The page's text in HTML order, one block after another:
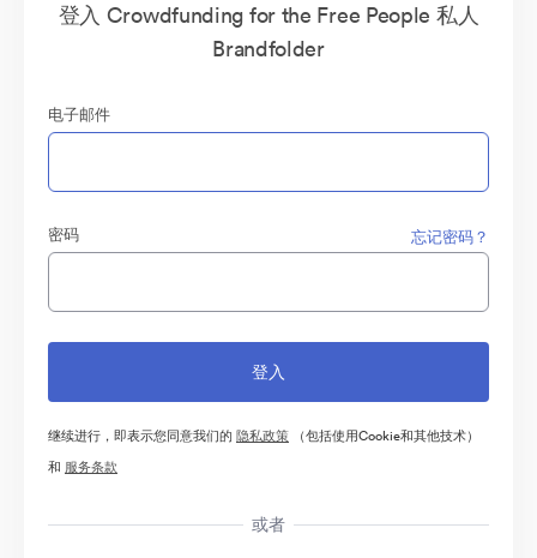
登入 Crowdfunding for the Free People 私人
Brandfolder
电子邮件
密码 忘记密码？
继续进行，即表示您同意我们的 隐私政策 （包括使用Cookie和其他技术）
和 服务条款
或者